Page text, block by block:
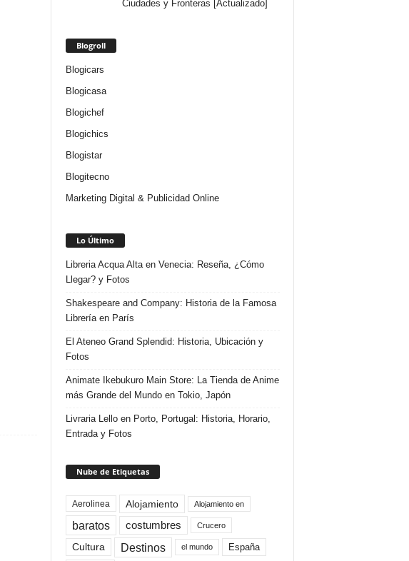
Ciudades y Fronteras [Actualizado]
Blogroll
Blogicars
Blogicasa
Blogichef
Blogichics
Blogistar
Blogitecno
Marketing Digital & Publicidad Online
Lo Último
Libreria Acqua Alta en Venecia: Reseña, ¿Cómo
Llegar? y Fotos
Shakespeare and Company: Historia de la Famosa
Librería en París
El Ateneo Grand Splendid: Historia, Ubicación y
Fotos
Animate Ikebukuro Main Store: La Tienda de Anime
más Grande del Mundo en Tokio, Japón
Livraria Lello en Porto, Portugal: Historia, Horario,
Entrada y Fotos
Nube de Etiquetas
Aerolinea Alojamiento Alojamiento en
baratos costumbres Crucero
Cultura Destinos el mundo España